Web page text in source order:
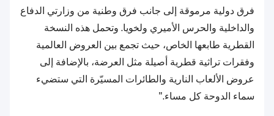
فرق دولية مرموقة إلى جانب فرق وطنية من وزارتي الدفاع
والداخلية والحرس الأميري ولخويا. وتحمل هذه النسخة
القطرية طابعها الخاص، حيث تجمع بين العروض العالمية
وفقرات تراثية قطرية أصيلة مثل العرضة، بالإضافة إلى
عروض الألعاب النارية والطائرات المسيّرة التي ستضيء
سماء الدوحة كل مساء."